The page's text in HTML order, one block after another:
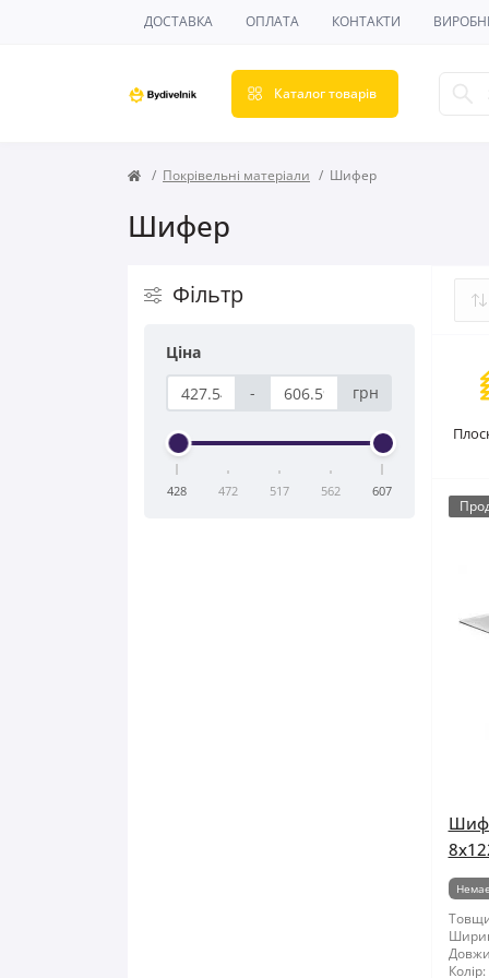
ДОСТАВКА ОПЛАТА КОНТАКТИ
Каталог товарів
Покрівельні матеріали Шифер
Шифер
Фільтр
Ціна
-
грн
428 472 517 562 607
Колір: